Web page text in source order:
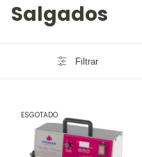
Salgados
Filtrar
ESGOTADO